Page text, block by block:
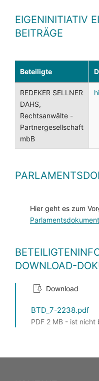
EIGENINITIATIV
BEITRÄGE
Beteiligte
REDEKER SELLNER
DAHS,
Rechtsanwälte -
Partnergesellschaft
mbB
Hier geht es zum
DOWNLOAD-
Download
BTD_7-2238.pdf
PDF 2 MB - ist nicht